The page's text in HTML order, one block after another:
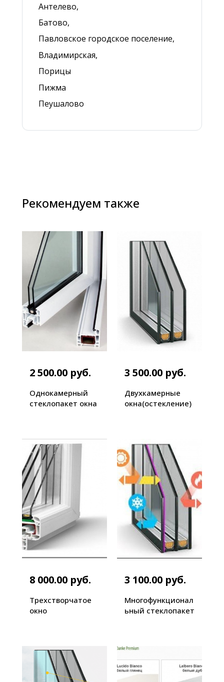
Антелево,
Батово,
Павловское городское поселение,
Владимирская,
Порицы
Пижма
Пеушалово
Рекомендуем также
2 500.00 руб.
Однокамерный
стеклопакет окна
3 500.00 руб.
Двухкамерные
окна(остекление)
8 000.00 руб.
Трехстворчатое
окно
3 100.00 руб.
Многофункционал
ьный стеклопакет